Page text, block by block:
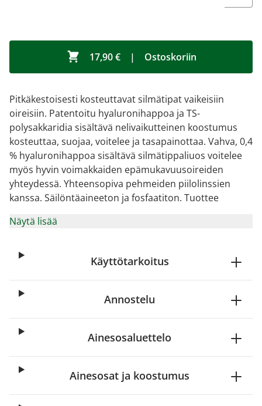
17,90 € | Ostoskoriin
Pitkäkestoisesti kosteuttavat silmätipat vaikeisiin
oireisiin. Patentoitu hyaluronihappoa ja TS-
polysakkaridia sisältävä nelivaikutteinen koostumus
kosteuttaa, suojaa, voitelee ja tasapainottaa. Vahva, 0,4
% hyaluronihappoa sisältävä silmätippaliuos voitelee
myös hyvin voimakkaiden epämukavuusoireiden
yhteydessä. Yhteensopiva pehmeiden piilolinssien
kanssa. Säilöntäaineeton ja fosfaatiton. Tuottee
Näytä lisää
Käyttötarkoitus
Annostelu
Ainesosaluettelo
Ainesosat ja koostumus